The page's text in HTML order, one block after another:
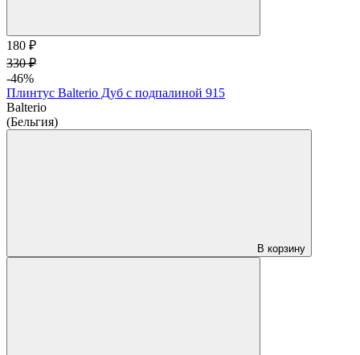
180 ₽
330 ₽
-46%
Плинтус Balterio Дуб с подпалиной 915
Balterio
(Бельгия)
В корзину